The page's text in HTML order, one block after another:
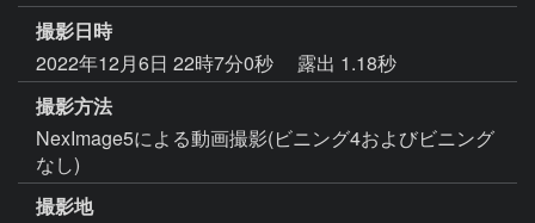
撮影日時
2022年12月6日 22時7分0秒
露出 1.18秒
撮影方法
NexImage5による動画撮影(ビニング4およびビニング
なし)
撮影地